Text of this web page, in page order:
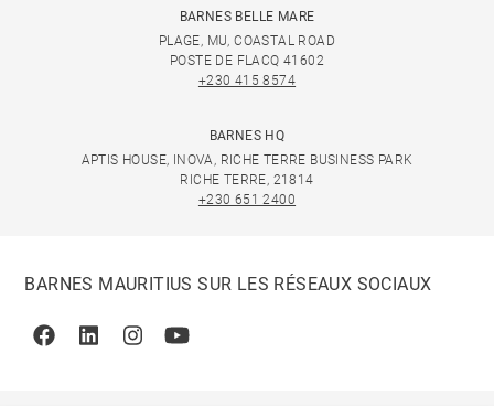
BARNES BELLE MARE
PLAGE, MU, COASTAL ROAD
POSTE DE FLACQ 41602
+230 415 8574
BARNES HQ
APTIS HOUSE, INOVA, RICHE TERRE BUSINESS PARK
RICHE TERRE, 21814
+230 651 2400
BARNES MAURITIUS SUR LES RÉSEAUX SOCIAUX
FacebookLinkedinInstagramYoutube